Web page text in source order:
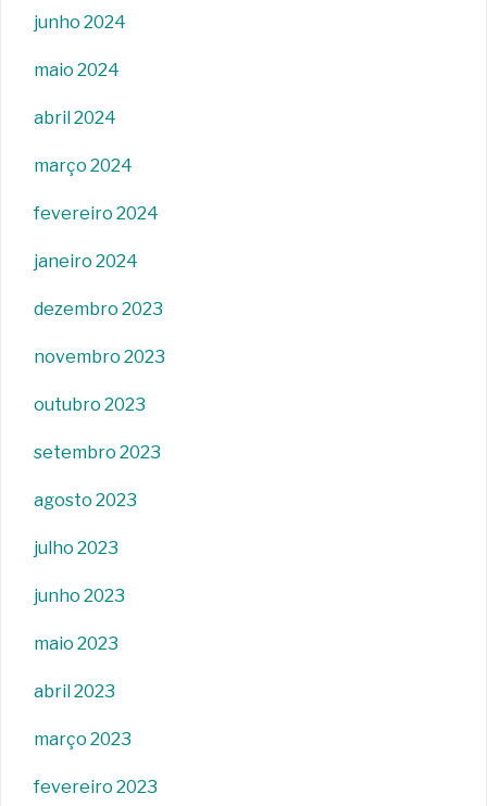
junho 2024
maio 2024
abril 2024
março 2024
fevereiro 2024
janeiro 2024
dezembro 2023
novembro 2023
outubro 2023
setembro 2023
agosto 2023
julho 2023
junho 2023
maio 2023
abril 2023
março 2023
fevereiro 2023